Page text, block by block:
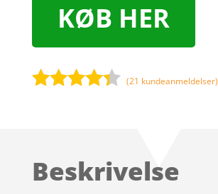
KØB HER
på
(21 kundeanmeldelser)
Beskrivelse